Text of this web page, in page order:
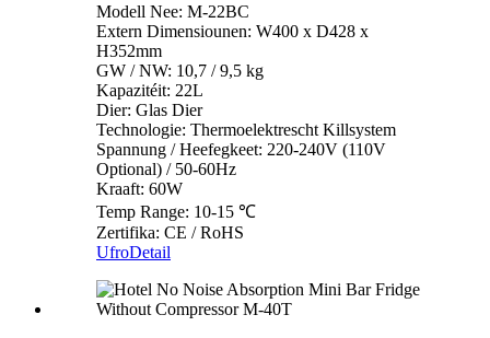
Modell Nee: M-22BC
Extern Dimensiounen: W400 x D428 x
H352mm
GW / NW: 10,7 / 9,5 kg
Kapazitéit: 22L
Dier: Glas Dier
Technologie: Thermoelektrescht Killsystem
Spannung / Heefegkeet: 220-240V (110V
Optional) / 50-60Hz
Kraaft: 60W
Temp Range: 10-15 ℃
Zertifika: CE / RoHS
UfroDetail